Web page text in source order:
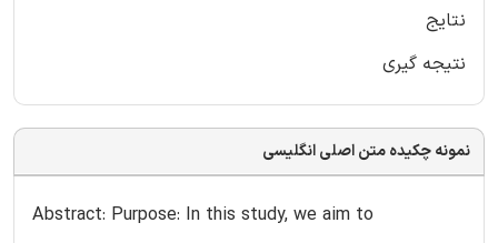
نتایج
نتیجه گیری
نمونه چکیده متن اصلی انگلیسی
Abstract: Purpose: In this study, we aim to